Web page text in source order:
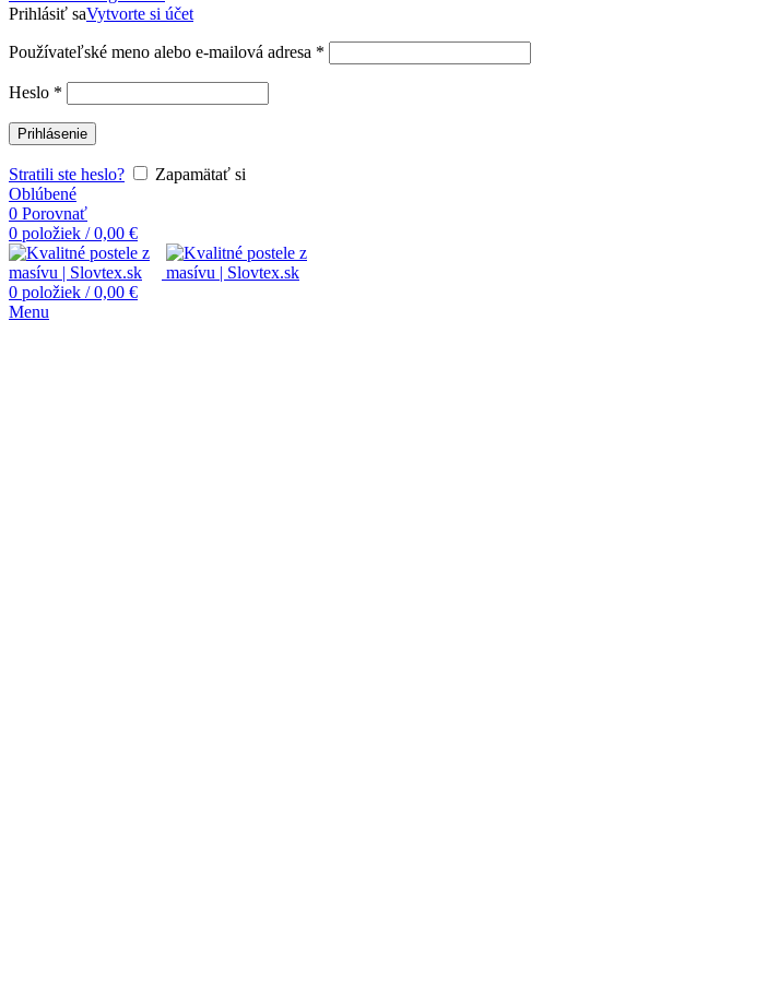
Prihlásiť saVytvorte si účet
Používateľské meno alebo e-mailová adresa *
Heslo *
Prihlásenie
Stratili ste heslo?
Zapamätať si
Oblúbené
0 Porovnať
0 položiek / 0,00 €
0 položiek / 0,00 €
Menu